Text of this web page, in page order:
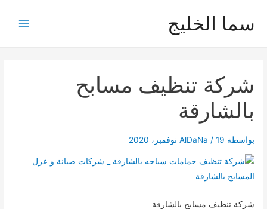
سما الخليج
شركة تنظيف مسابح
بالشارقة
بواسطة AlDaNa / 19 نوفمبر، 2020
شركة تنظيف مسابح بالشارقة